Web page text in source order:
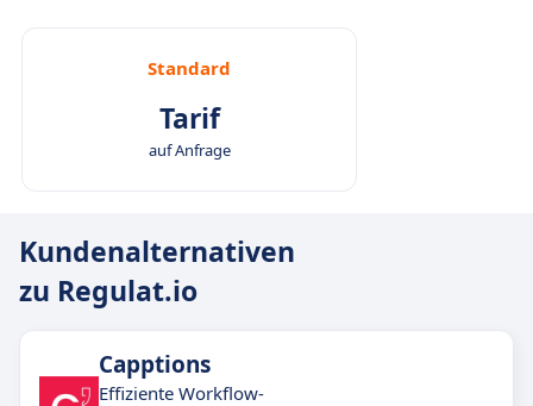
Standard
Tarif
auf Anfrage
Kundenalternativen
zu Regulat.io
Capptions
Effiziente Workflow-